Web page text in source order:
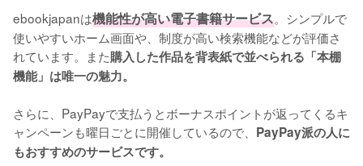
ebookjapanは機能性が高い電子書籍サービス。シンプルで
使いやすいホーム画面や、制度が高い検索機能などが評価さ
れています。また購入した作品を背表紙で並べられる「本棚
機能」は唯一の魅力。
さらに、PayPayで支払うとボーナスポイントが返ってくるキ
ャンペーンも曜日ごとに開催しているので、 PayPay派の人に
もおすすめのサービスです。